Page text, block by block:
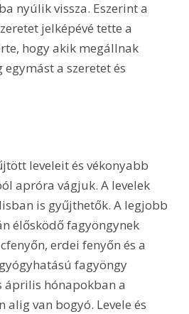
nyúlik vissza. Eszerint a
jelképévé tette a
hogy akik megállnak
a szeretet és
leveleit és vékonyabb
apróra vágjuk. A levelek
is gyűjthetők. A legjobb
élősködő fagyöngynek
erdei fenyőn és a
fagyöngy
április hónapokban a
van bogyó. Levele és